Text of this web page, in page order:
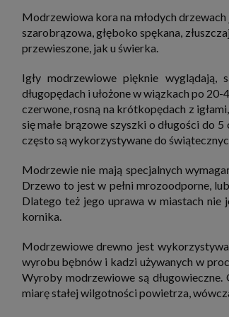
Modrzewiowa kora na młodych
szarobrązowa, głęboko spękana,
przewieszone, jak u świerka.
Igły modrzewiowe pięknie
długopędach i ułożone w wiązkach po
czerwone, rosną na krótkopędach z
się małe brązowe szyszki o długości do
często są wykorzystywane do
Modrzewie nie mają specjalnych
Drzewo to jest w pełni mrozoodporne,
Dlatego też jego uprawa w miastach nie
kornika.
Modrzewiowe drewno jest
wyrobu bębnów i kadzi używanych w
Wyroby modrzewiowe są
miarę stałej wilgotności powietrza,